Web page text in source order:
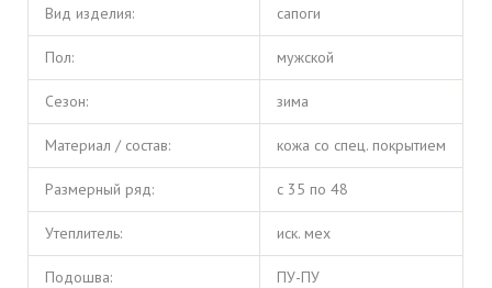
Вид изделия: сапоги
Пол: мужской
Сезон: зима
Материал / состав: кожа со спец. покрытием
Размерный ряд: с 35 по 48
Утеплитель: иск. мех
Подошва: ПУ-ПУ